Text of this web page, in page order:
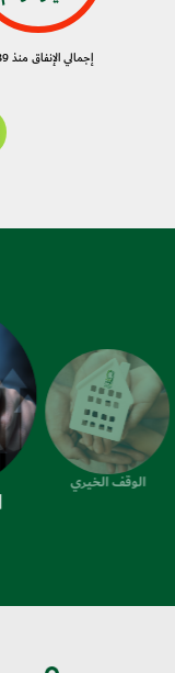
إجمالي الإنفاق منذ 1989
الوقف الخيري